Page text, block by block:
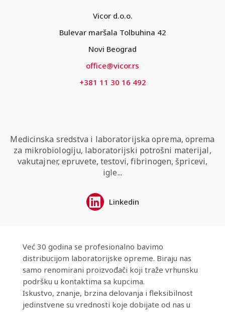
Vicor d.o.o.
Bulevar maršala Tolbuhina 42
Novi Beograd
office@vicor.rs
+381 11 30 16 492
Medicinska sredstva i laboratorijska oprema, oprema
za mikrobiologiju, laboratorijski potrošni materijal,
vakutajner, epruvete, testovi, fibrinogen, špricevi,
igle...
Linkedin
Već 30 godina se profesionalno bavimo
distribucijom laboratorijske opreme. Biraju nas
samo renomirani proizvođači koji traže vrhunsku
podršku u kontaktima sa kupcima.
Iskustvo, znanje, brzina delovanja i fleksibilnost
jedinstvene su vrednosti koje dobijate od nas u